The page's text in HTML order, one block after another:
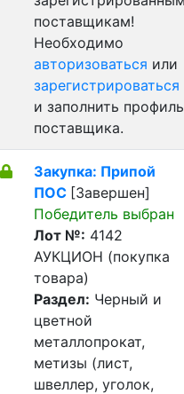
поставщикам!
Необходимо
авторизоваться или
зарегистрироваться
и заполнить профиль
поставщика.
Закупка: Припой
ПОС [Завершен]
Победитель выбран
Лот №: 4142
АУКЦИОН (покупка
товара)
Раздел: Черный и
цветной
металлопрокат,
метизы (лист,
швеллер, уголок,